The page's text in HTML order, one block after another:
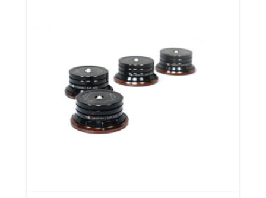
choisies